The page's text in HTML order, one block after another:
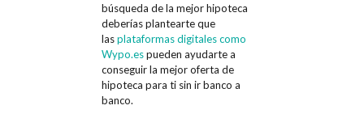
búsqueda de la mejor hipoteca
deberías plantearte que
lasplataformas digitales como
Wypo.espueden ayudarte a
conseguir la mejor oferta de
hipoteca para ti sin ir banco a
banco.